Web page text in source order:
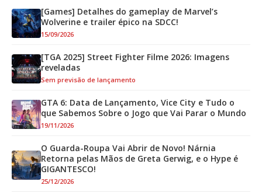
[Games] Detalhes do gameplay de Marvel’s
Wolverine e trailer épico na SDCC!
15/09/2026
[TGA 2025] Street Fighter Filme 2026: Imagens
reveladas
Sem previsão de lançamento
GTA 6: Data de Lançamento, Vice City e Tudo o
que Sabemos Sobre o Jogo que Vai Parar o Mundo
19/11/2026
O Guarda-Roupa Vai Abrir de Novo! Nárnia
Retorna pelas Mãos de Greta Gerwig, e o Hype é
GIGANTESCO!
25/12/2026